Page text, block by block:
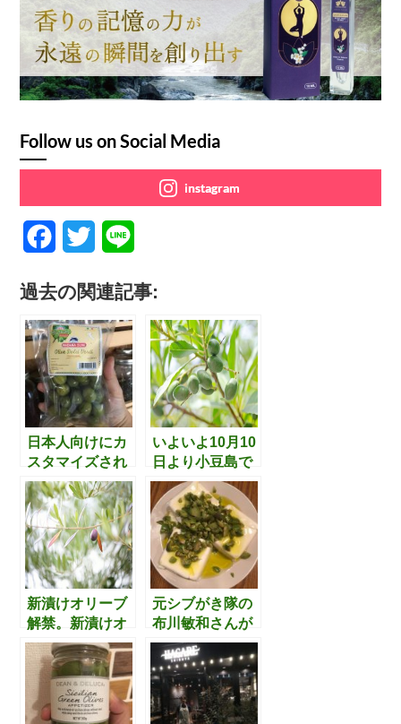
Follow us on Social Media
instagram
c
e
b
o
o
k
i
t
t
e
r
n
過去の関連記事:
日本人向けにカ
スタマイズされ
ていない、イタ
リアメーカーが
作ったイタリア
産の新漬けオリ
ーブを食べてみ
ました
いよいよ10月10
日より小豆島で
「新漬けオリー
ブ」の販売解
禁。”東洋オリー
ブ”の収穫から出
荷準備までを追
ってみました。
新漬けオリーブ
解禁。新漬けオ
リーブの作り方
や、販売業者を
調べてみました
元シブがき隊の
布川敏和さんが
薦める「オリー
ブ冷奴」を試食
してみました